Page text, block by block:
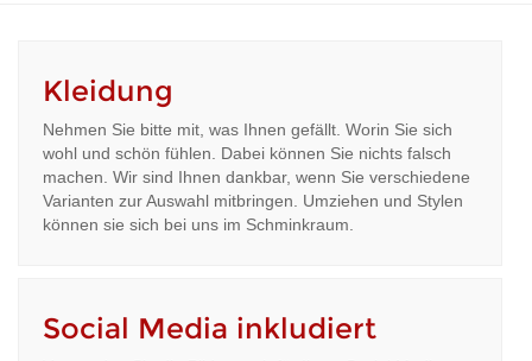
Kleidung
Nehmen Sie bitte mit, was Ihnen gefällt. Worin Sie sich
wohl und schön fühlen. Dabei können Sie nichts falsch
machen. Wir sind Ihnen dankbar, wenn Sie verschiedene
Varianten zur Auswahl mitbringen. Umziehen und Stylen
können sie sich bei uns im Schminkraum.
Social Media inkludiert